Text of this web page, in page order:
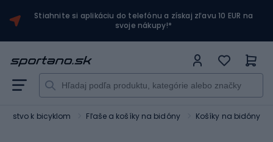
Stiahnite si aplikáciu do telefónu a získaj zľavu 10 EUR na
svoje nákupy!*
k bicyklom Fľaše a košíky na bidóny Košíky na bidóny